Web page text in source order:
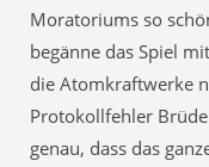
Moratoriums so
begänne das Spiel
die Atomkraftwerke
Protokollfehler
genau, dass das